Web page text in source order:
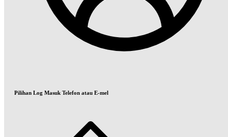
Pilihan Log Masuk Telefon atau E-mel